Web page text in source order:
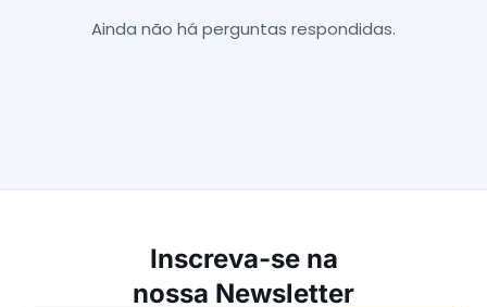
Ainda não há perguntas respondidas.
Inscreva-se na
nossa Newsletter